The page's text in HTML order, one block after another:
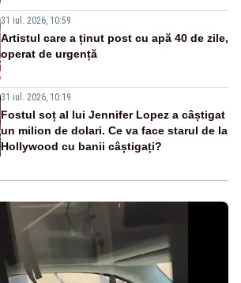
31 iul. 2026, 10:59
Artistul care a ținut post cu apă 40 de zile,
operat de urgență
31 iul. 2026, 10:19
Fostul soț al lui Jennifer Lopez a câștigat
un milion de dolari. Ce va face starul de la
Hollywood cu banii câștigați?